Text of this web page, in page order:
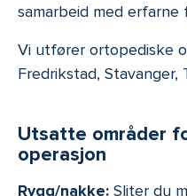
samarbeid med erfarne
Vi utfører ortopediske
Fredrikstad, Stavanger,
Utsatte områder
operasjon
Rygg/nakke: Sliter du